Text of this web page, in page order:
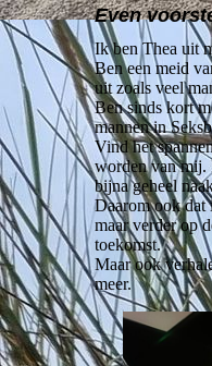
Even
Ik ben Thea uit
Ben een meid
uit zoals veel
Ben sinds kort
mannen in
Vind het
worden van mij.
bijna geheel
Daarom ook dat
maar verder op
toekomst.
Maar ook
meer.